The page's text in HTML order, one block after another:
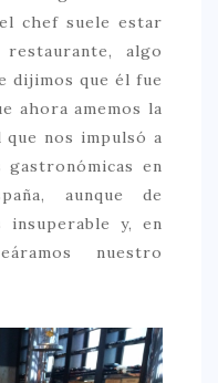
chef suele estar
algo
dijimos que él fue
ahora amemos la
nos impulsó a
gastronómicas en
aunque de
insuperable y, en
nuestro